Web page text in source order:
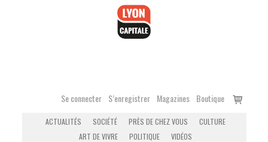
Se connecter S’enregistrer Magazines Boutique
Voir
ACTUALITÉS SOCIÉTÉ PRÈS DE CHEZ VOUS
CULTURE
ART DE VIVRE
POLITIQUE VIDÉOS